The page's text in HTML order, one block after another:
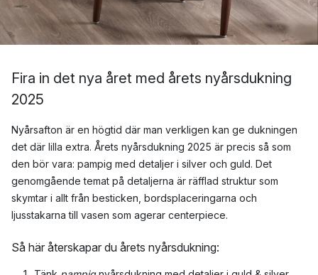
Fira in det nya året med årets nyårsdukning
2025
Nyårsafton är en högtid där man verkligen kan ge dukningen
det där lilla extra. Årets nyårsdukning 2025 är precis så som
den bör vara: pampig med detaljer i silver och guld. Det
genomgående temat på detaljerna är räfflad struktur som
skymtar i allt från besticken, bordsplaceringarna och
ljusstakarna till vasen som agerar centerpiece.
Så här återskapar du årets nyårsdukning: